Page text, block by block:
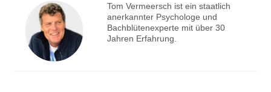
Tom Vermeersch ist ein staatlich
anerkannter Psychologe und
Bachblütenexperte mit über 30
Jahren Erfahrung.